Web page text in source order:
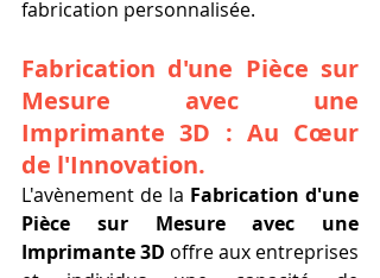
fabrication personnalisée.
Fabrication d'une Pièce sur
Mesure avec une
Imprimante 3D : Au Cœur
de l'Innovation.
L'avènement de la Fabrication d'une
Pièce sur Mesure avec une
Imprimante 3D offre aux entreprises